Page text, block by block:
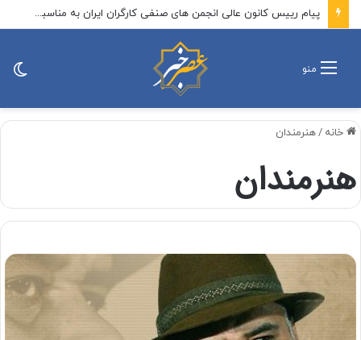
پیام رییس کانون عالی انجمن های صنفی کارگران ایران به مناسبت روز خبرنگار
منو
خانه /هنرمندان
هنرمندان